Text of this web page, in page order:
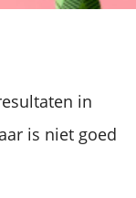
in
is niet goed